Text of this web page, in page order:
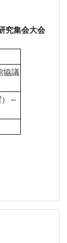
究集会大会
協議
～